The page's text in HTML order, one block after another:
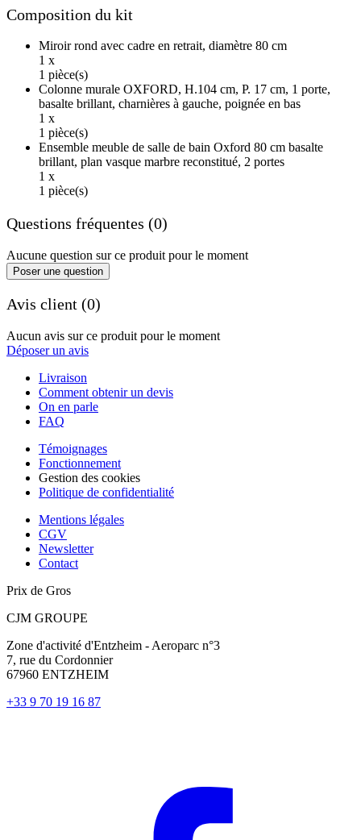
Composition du kit
Miroir rond avec cadre en retrait, diamètre 80 cm
1 x
1 pièce(s)
Colonne murale OXFORD, H.104 cm, P. 17 cm, 1 porte,
basalte brillant, charnières à gauche, poignée en bas
1 x
1 pièce(s)
Ensemble meuble de salle de bain Oxford 80 cm basalte
brillant, plan vasque marbre reconstitué, 2 portes
1 x
1 pièce(s)
Questions fréquentes (0)
Aucune question sur ce produit pour le moment
Poser une question
Avis client (0)
Aucun avis sur ce produit pour le moment
Déposer un avis
Livraison
Comment obtenir un devis
On en parle
FAQ
Témoignages
Fonctionnement
Gestion des cookies
Politique de confidentialité
Mentions légales
CGV
Newsletter
Contact
Prix de Gros
CJM GROUPE
Zone d'activité d'Entzheim - Aeroparc n°3
7, rue du Cordonnier
67960 ENTZHEIM
+33 9 70 19 16 87